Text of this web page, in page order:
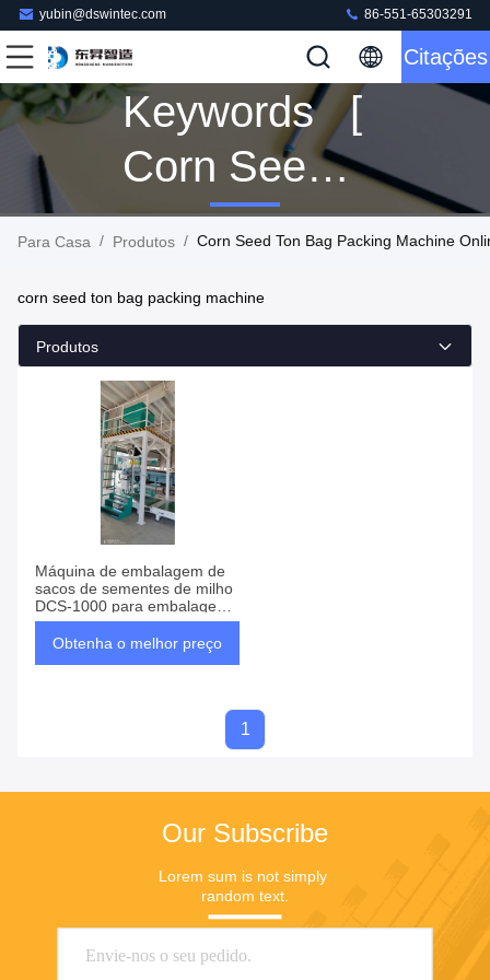
yubin@dswintec.com 86-551-65303291
Citações
Keywords [
Corn Seed
Ton Bag
Machine ]
Match 1
Produtos
Para Casa / Produtos / Corn Seed Ton Bag Packing Machine
corn seed ton bag packing machine
Produtos
Máquina de embalagem de
sacos de sementes de milho
DCS-1000 para embalagem
quantitativa
Obtenha o melhor preço
1
Our Subscribe
Lorem sum is not simply
random text.